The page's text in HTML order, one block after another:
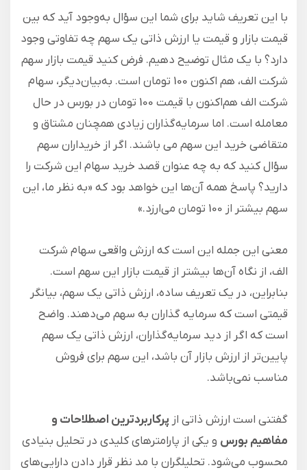
با این تعریف شاید برای شما این سؤال به‌وجود آید که بین
قیمت بازار و قیمت یا ارزش ذاتی یک سهم چه تفاوتی وجود
دارد؟ با یک مثال توضیح دهیم. فرض کنید قیمت بازار سهم
شرکت الف، هم‌ اکنون 100 تومان است. به‌بیان‌دیگر، سهام
شرکت الف هم‌اکنون با قیمت 100 تومان در بورس در حال
معامله است. اما سرمایه‌گذاران زیادی همچنان مشتاق و
متقاضی خرید این سهم می باشند. اگر از خریداران سهم
سؤال کنید که به چه عنوان قصد خرید سهام این شرکت را
دارید؟ پاسخ همه آن‌ها این خواهد بود که «به نظر ما، این
سهم بیشتر از 100 تومان می‌ارزد.»
معنی این جمله این است که ارزش واقعی سهام شرکت
الف، از نگاه آن‌ها بیشتر از قیمت بازار این سهم است.
بنابراین، در یک تعریف ساده، ارزش ذاتی یک سهم، بیانگر
قیمتی است که سرمایه گذاران به سهم می‌دهند. واضح
است که اگر از دید سرمایه‌گذاران، ارزش ذاتی یک سهم
پایین‌تر از ارزش بازار آن باشد، این سهم برای فروش
مناسب نمی‌باشد.
گفتنی است ارزش ذاتی از پرکاربردترین اصطلاحات و
مفاهیم بورس و یکی از پارامترهای کلیدی در تحلیل بنیادی
محسوب می‌شود. تحلیلگران با مد نظر قرار دادن دارایی‌های